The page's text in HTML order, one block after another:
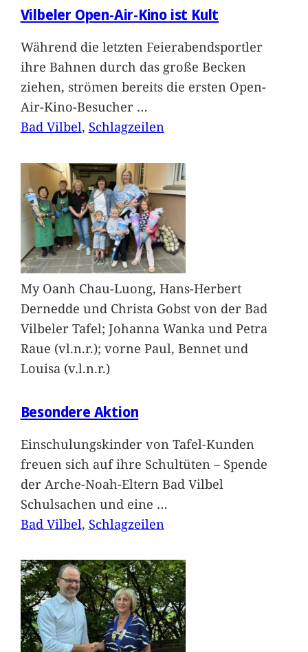
Vilbeler Open-Air-Kino ist Kult
Während die letzten Feierabendsportler
ihre Bahnen durch das große Becken
ziehen, strömen bereits die ersten Open-
Air-Kino-Besucher …
Bad Vilbel, Schlagzeilen
My Oanh Chau-Luong, Hans-Herbert
Dernedde und Christa Gobst von der Bad
Vilbeler Tafel; Johanna Wanka und Petra
Raue (vl.n.r.); vorne Paul, Bennet und
Louisa (v.l.n.r.)
Besondere Aktion
Einschulungskinder von Tafel-Kunden
freuen sich auf ihre Schultüten – Spende
der Arche-Noah-Eltern Bad Vilbel
Schulsachen und eine …
Bad Vilbel, Schlagzeilen